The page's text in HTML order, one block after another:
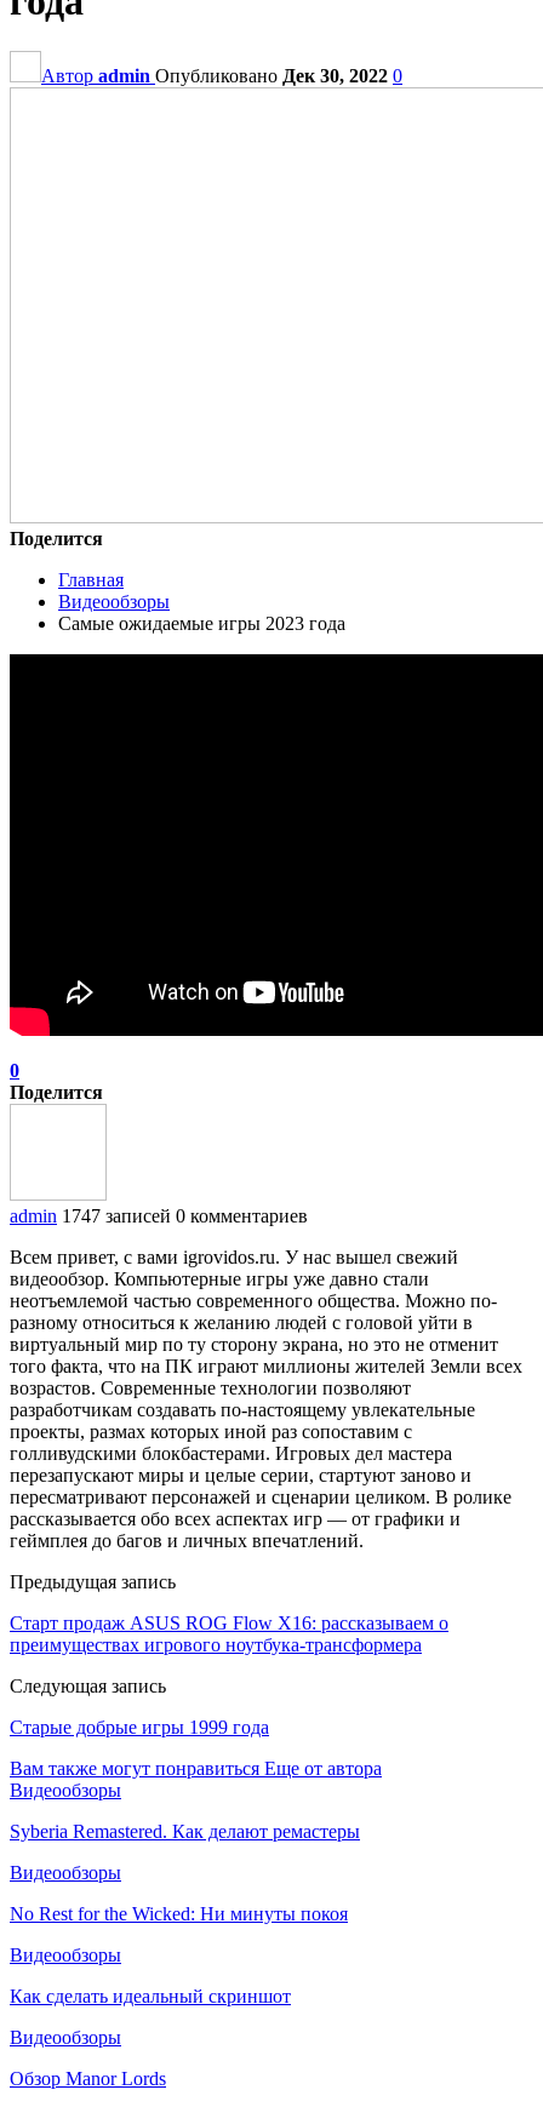
Автор admin Опубликовано Дек 30, 2022 0
Поделится
Главная
Видеообзоры
Самые ожидаемые игры 2023 года
0
Поделится
admin 1747 записей 0 комментариев
Всем привет, с вами igrovidos.ru. У нас вышел свежий
видеообзор. Компьютерные игры уже давно стали
неотъемлемой частью современного общества. Можно по-
разному относиться к желанию людей с головой уйти в
виртуальный мир по ту сторону экрана, но это не отменит
того факта, что на ПК играют миллионы жителей Земли всех
возрастов. Современные технологии позволяют
разработчикам создавать по-настоящему увлекательные
проекты, размах которых иной раз сопоставим с
голливудскими блокбастерами. Игровых дел мастера
перезапускают миры и целые серии, стартуют заново и
пересматривают персонажей и сценарии целиком. В ролике
рассказывается обо всех аспектах игр — от графики и
геймплея до багов и личных впечатлений.
Предыдущая запись
Старт продаж ASUS ROG Flow X16: рассказываем о
преимуществах игрового ноутбука-трансформера
Следующая запись
Старые добрые игры 1999 года
Вам также могут понравиться Еще от автора
Видеообзоры
Syberia Remastered. Как делают ремастеры
Видеообзоры
No Rest for the Wicked: Ни минуты покоя
Видеообзоры
Как сделать идеальный скриншот
Видеообзоры
Обзор Manor Lords